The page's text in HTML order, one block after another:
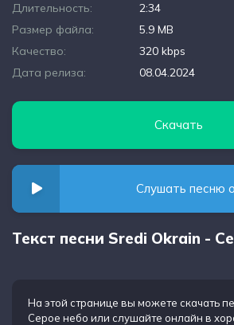
Длительность:
2:34
Размер файла:
5.9 MB
Качество:
320 kbps
Дата релиза:
08.04.2024
Скачать
Слушать песню
Текст песни Sredi Okrain -
На этой странице вы можете скачать
Серое небо или слушайте онлайн в